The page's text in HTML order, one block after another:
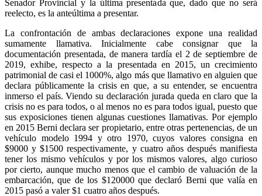
Senador Provincial y la última presentada que, dado que no será
reelecto, es la anteúltima a presentar.
La confrontación de ambas declaraciones expone una realidad
sumamente llamativa. Inicialmente cabe consignar que la
documentación presentada, de manera tardía el 2 de septiembre de
2019, exhibe, respecto a la presentada en 2015, un crecimiento
patrimonial de casi el 1000%, algo más que llamativo en alguien que
declara públicamente la crisis en que, a su entender, se encuentra
inmerso el país. Viendo su declaración jurada queda en claro que la
crisis no es para todos, o al menos no es para todos igual, puesto que
sus exposiciones tienen algunas cuestiones llamativas. Por ejemplo
en 2015 Berni declara ser propietario, entre otras pertenencias, de un
vehículo modelo 1994 y otro 1970, cuyos valores consigna en
$9000 y $1500 respectivamente, y cuatro años después manifiesta
tener los mismo vehículos y por los mismos valores, algo curioso
por cierto, aunque mucho menos que el cambio de valuación de la
embarcación, que de los $120000 que declaró Berni que valía en
2015 pasó a valer $1 cuatro años después.